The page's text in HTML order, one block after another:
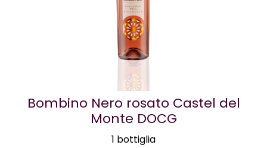
Bombino Nero rosato Castel del
Monte DOCG
1 bottiglia